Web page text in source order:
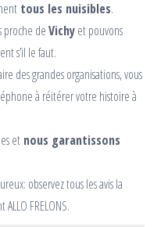
tous les nuisibles.
proche deVichyet pouvons
s’il le faut.
des grandes organisations, vous
à réitérer votre histoire à
et nous garantissons
observez tous les avis la
FRELONS.